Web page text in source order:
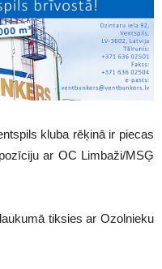
kluba rēķinā ir piecas
ar OC Limbaži/MSĢ
tiksies ar Ozolnieku